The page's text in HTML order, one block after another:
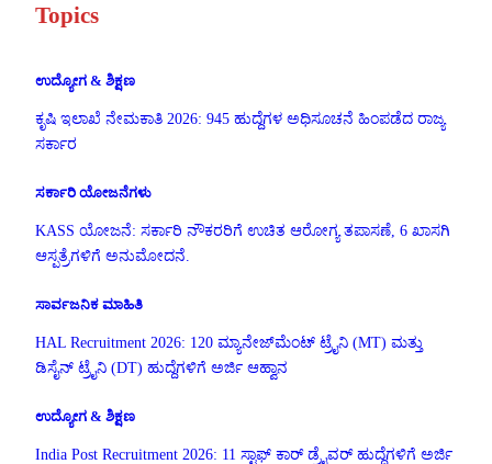
Topics
ಉದ್ಯೋಗ & ಶಿಕ್ಷಣ
ಕೃಷಿ ಇಲಾಖೆ ನೇಮಕಾತಿ 2026: 945 ಹುದ್ದೆಗಳ ಅಧಿಸೂಚನೆ ಹಿಂಪಡೆದ ರಾಜ್ಯ
ಸರ್ಕಾರ
ಸರ್ಕಾರಿ ಯೋಜನೆಗಳು
KASS ಯೋಜನೆ: ಸರ್ಕಾರಿ ನೌಕರರಿಗೆ ಉಚಿತ ಆರೋಗ್ಯ ತಪಾಸಣೆ, 6 ಖಾಸಗಿ
ಆಸ್ಪತ್ರೆಗಳಿಗೆ ಅನುಮೋದನೆ.
ಸಾರ್ವಜನಿಕ ಮಾಹಿತಿ
HAL Recruitment 2026: 120 ಮ್ಯಾನೇಜ್‌ಮೆಂಟ್ ಟ್ರೈನಿ (MT) ಮತ್ತು
ಡಿಸೈನ್ ಟ್ರೈನಿ (DT) ಹುದ್ದೆಗಳಿಗೆ ಅರ್ಜಿ ಆಹ್ವಾನ
ಉದ್ಯೋಗ & ಶಿಕ್ಷಣ
India Post Recruitment 2026: 11 ಸ್ಟಾಫ್ ಕಾರ್ ಡ್ರೈವರ್ ಹುದ್ದೆಗಳಿಗೆ ಅರ್ಜಿ